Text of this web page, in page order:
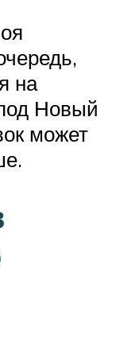
на
Новый
может